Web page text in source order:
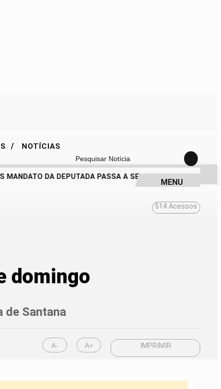
Pesquisar Notícia
/ NOTÍCIAS
DA DEPUTADA PASSA A SER QUESTIONADO
MENU
514 Acessos
domingo
de Santana
A- A+ IMPRIMIR